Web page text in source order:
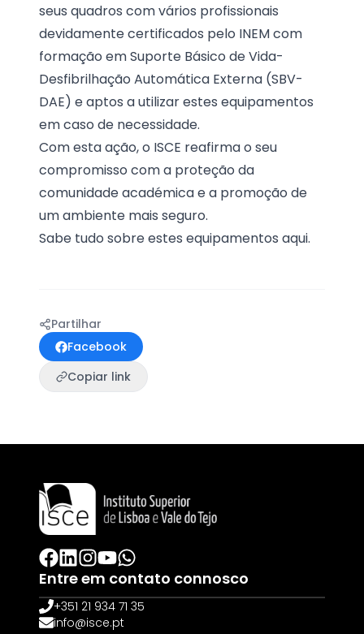
seus quadros com vários profissionais
devidamente certificados pelo INEM com
formação em Suporte Básico de Vida-
Desfibrilhação Automática Externa (SBV-
DAE) e aptos a utilizar estes equipamentos
em caso de necessidade.
Com esta ação, o ISCE reafirma o seu
compromisso com a proteção da
comunidade académica e a promoção de
um ambiente mais seguro.
Sabe tudo sobre estes equipamentos aqui.
Partilhar
Facebook
Copiar link
Entre em contato connosco
+351 21 934 71 35
info@isce.pt